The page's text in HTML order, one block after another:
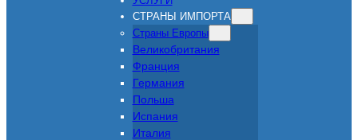
СТРАНЫ ИМПОРТА
Страны Европы
Великобритания
Франция
Германия
Польша
Испания
Италия